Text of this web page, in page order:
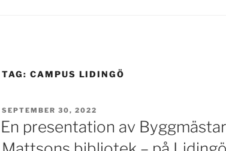
TAG: CAMPUS LIDINGÖ
POSTED
ON
SEPTEMBER 30, 2022
En presentation av